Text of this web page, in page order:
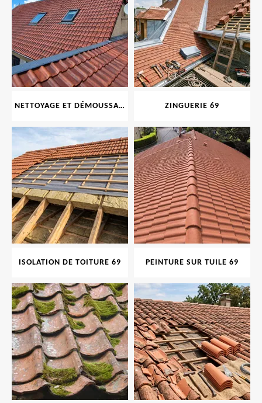
NETTOYAGE ET DÉMOUSSAGE DE TOITURE ET FAÇADE 69 ZINGUERIE 69
ISOLATION DE TOITURE 69 PEINTURE SUR TUILE 69